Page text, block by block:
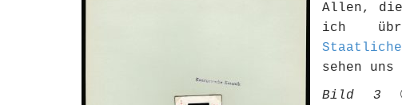
Allen, die
ich
sehen
Bild 3 ©